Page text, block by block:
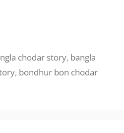
chodar story, bangla
, bondhur bon chodar